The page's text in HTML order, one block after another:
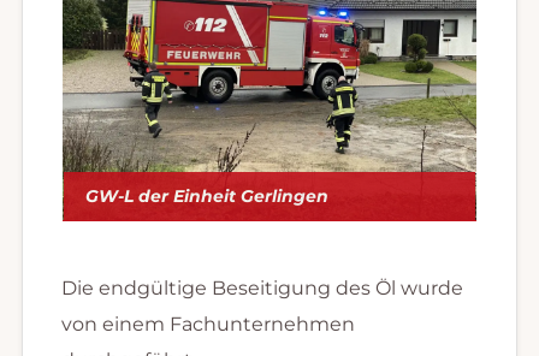
GW-L der Einheit Gerlingen
Die endgültige Beseitigung des Öl wurde
von einem Fachunternehmen